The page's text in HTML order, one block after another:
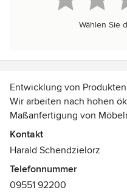
Wählen Sie
Entwicklung von
Wir arbeiten nach hohen
Maßanfertigung von
höchster Präzision
Badumbau und -sanierung,
Küchenbau und -planung,
Vertragshändler
Kontakt
Harald Schendzielorz
Telefonnummer
09551 92200